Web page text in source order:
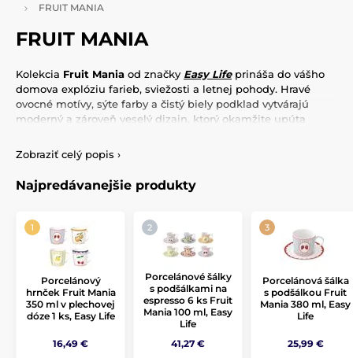
FRUIT MANIA
FRUIT MANIA
Kolekcia Fruit Mania od značky Easy Lifeprináša do vášho
domova explóziu farieb, sviežosti a letnej pohody. Hravé
ovocné motívy, sýte farby a čistý biely podklad vytvárajú
moderný a zároveň veselý dizajn, ktorý okamžite upúta
V kolekcii nájdetešálky s podšálkami
ovocie, ako ajštýlové kuchynské utierky
kombinovanie jednotlivých kúskov a vytvára dokonale
zladené stolovanie pre každodenné aj slávnostné chvíle.
Kolekcia Fruit Mania je ideálna na
letné stolovanie, raňajky,
brunch aj popoludňajšiu kávua vďaka darčekovému
baleniu je tiež skvelým tipom naoriginálny darček. Spája
kvalitné spracovanie, taliansky dizajn a pozitívnu emóciu,
ktorá premení každé posedenie pri stole na malý sviatok.
Zobraziť celý popis ›
Najpredávanejšie produkty
Porcelánový
hrnček Fruit Mania
350 ml v plechovej
dóze 1 ks, Easy Life
16,49 €
Porcelánové šálky
s podšálkami na
espresso 6 ks Fruit
Mania 100 ml, Easy
Life
41,27 €
Porcelánová šálka
s podšálkou Fruit
Mania 380 ml, Easy
Life
25,99 €